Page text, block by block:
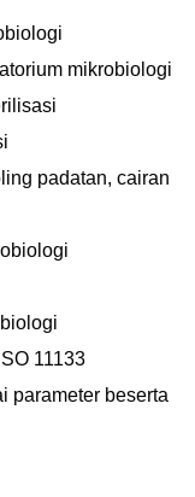
mikrobiologi
padatan, cairan
11133
parameter beserta